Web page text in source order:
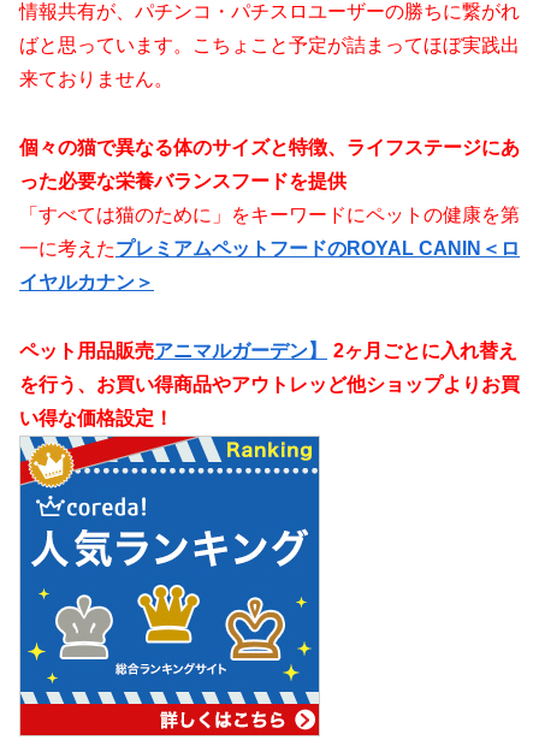
情報共有が、パチンコ・パチスロユーザーの勝ちに繋がれ
ばと思っています。こちょこと予定が詰まってほぼ実践出
来ておりません。
個々の猫で異なる体のサイズと特徴、ライフステージにあ
った必要な栄養バランスフードを提供
「すべては猫のために」をキーワードにペットの健康を第
一に考えたプレミアムペットフードのROYAL CANIN＜ロ
イヤルカナン＞
ペット用品販売アニマルガーデン】
2ヶ月ごとに入れ替え
を行う、お買い得商品やアウトレッど他ショップよりお買
い得な価格設定！